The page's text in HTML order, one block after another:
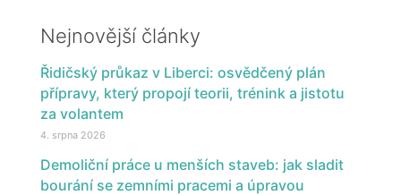
Nejnovější články
Řidičský průkaz v Liberci: osvědčený plán
přípravy, který propojí teorii, trénink a jistotu
za volantem
4. srpna 2026
Demoliční práce u menších staveb: jak sladit
bourání se zemními pracemi a úpravou